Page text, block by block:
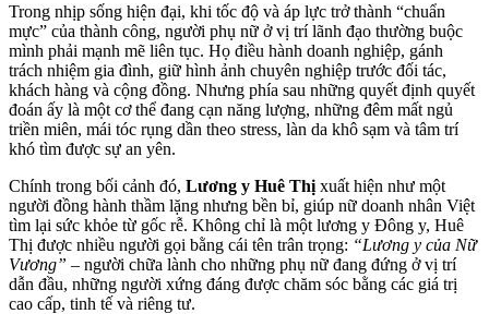
Trong nhịp sống hiện đại, khi tốc độ và áp lực trở thành “chuẩn
mực” của thành công, người phụ nữ ở vị trí lãnh đạo thường buộc
mình phải mạnh mẽ liên tục. Họ điều hành doanh nghiệp, gánh
trách nhiệm gia đình, giữ hình ảnh chuyên nghiệp trước đối tác,
khách hàng và cộng đồng. Nhưng phía sau những quyết định quyết
đoán ấy là một cơ thể đang cạn năng lượng, những đêm mất ngủ
triền miên, mái tóc rụng dần theo stress, làn da khô sạm và tâm trí
khó tìm được sự an yên.
Chính trong bối cảnh đó, Lương y Huê Thị xuất hiện như một
người đồng hành thầm lặng nhưng bền bỉ, giúp nữ doanh nhân Việt
tìm lại sức khỏe từ gốc rễ. Không chỉ là một lương y Đông y, Huê
Thị được nhiều người gọi bằng cái tên trân trọng: “Lương y của Nữ
Vương” – người chữa lành cho những phụ nữ đang đứng ở vị trí
dẫn đầu, những người xứng đáng được chăm sóc bằng các giá trị
cao cấp, tinh tế và riêng tư.